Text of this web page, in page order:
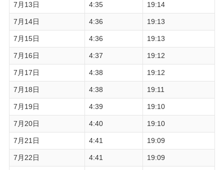
7月13日 4:35 19:14
7月14日 4:36 19:13
7月15日 4:36 19:13
7月16日 4:37 19:12
7月17日 4:38 19:12
7月18日 4:38 19:11
7月19日 4:39 19:10
7月20日 4:40 19:10
7月21日 4:41 19:09
7月22日 4:41 19:09